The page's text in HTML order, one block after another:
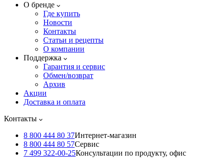
О бренде
Где купить
Новости
Контакты
Статьи и рецепты
О компании
Поддержка
Гарантия и сервис
Обмен/возврат
Архив
Акции
Доставка и оплата
Контакты
8 800 444 80 37Интернет-магазин
8 800 444 80 57Сервис
7 499 322-00-25Консультации по продукту, офис